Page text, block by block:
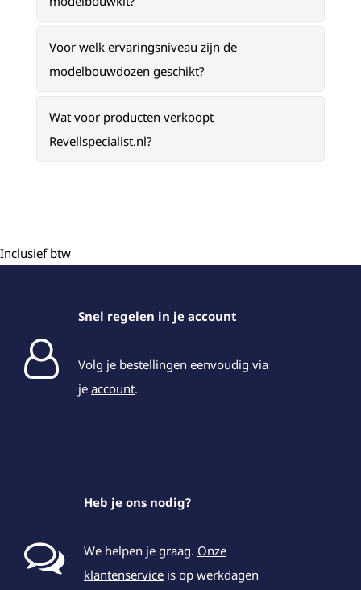
Voor welk ervaringsniveau zijn de
modelbouwdozen geschikt?
Wat voor producten verkoopt
Revellspecialist.nl?
Inclusief btw
Snel regelen in je account
Volg je bestellingen eenvoudig via
je account.
Heb je ons nodig?
We helpen je graag. Onze
klantenservice is op werkdagen